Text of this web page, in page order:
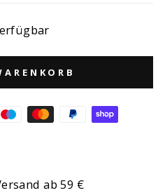
ab 59 €